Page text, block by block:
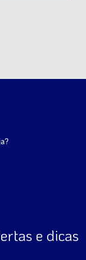
e dicas